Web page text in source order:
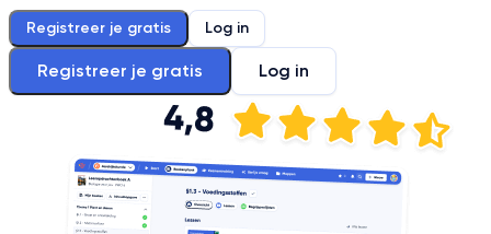
Registreer je gratis Log in
Registreer je gratis Log in